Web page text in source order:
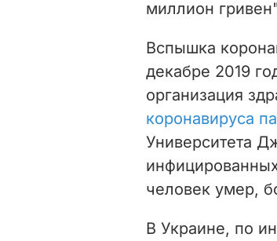
миллион
Вспышка
декабре 2019
организация
коронавируса
Университета
человек умер,
В Украине, по